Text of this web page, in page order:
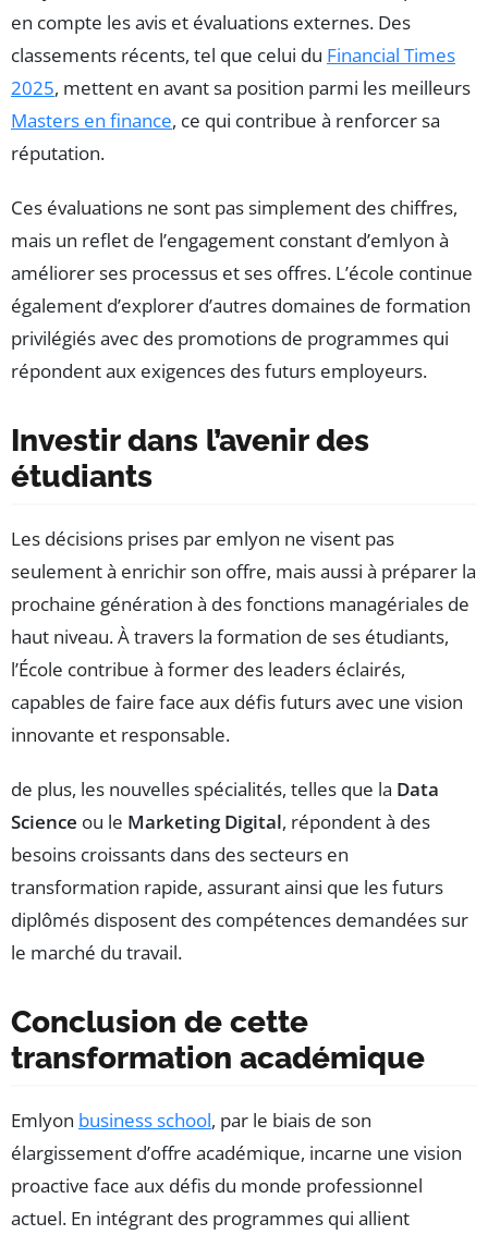
en compte les avis et évaluations externes. Des
classements récents, tel que celui du Financial Times
2025, mettent en avant sa position parmi les meilleurs
Masters en finance, ce qui contribue à renforcer sa
réputation.
Ces évaluations ne sont pas simplement des chiffres,
mais un reflet de l’engagement constant d’emlyon à
améliorer ses processus et ses offres. L’école continue
également d’explorer d’autres domaines de formation
privilégiés avec des promotions de programmes qui
répondent aux exigences des futurs employeurs.
Investir dans l’avenir des
étudiants
Les décisions prises par emlyon ne visent pas
seulement à enrichir son offre, mais aussi à préparer la
prochaine génération à des fonctions managériales de
haut niveau. À travers la formation de ses étudiants,
l’École contribue à former des leaders éclairés,
capables de faire face aux défis futurs avec une vision
innovante et responsable.
de plus, les nouvelles spécialités, telles que la Data
Science ou le Marketing Digital, répondent à des
besoins croissants dans des secteurs en
transformation rapide, assurant ainsi que les futurs
diplômés disposent des compétences demandées sur
le marché du travail.
Conclusion de cette
transformation académique
Emlyon business school, par le biais de son
élargissement d’offre académique, incarne une vision
proactive face aux défis du monde professionnel
actuel. En intégrant des programmes qui allient